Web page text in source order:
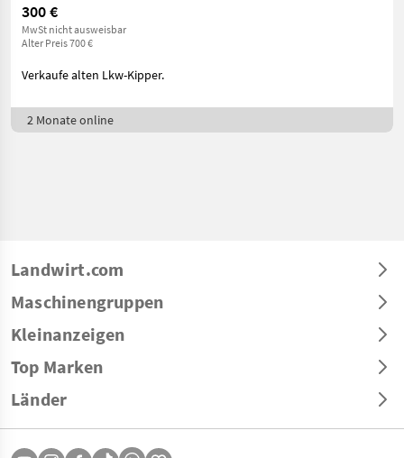
300 €
MwSt nicht ausweisbar
Alter Preis 700 €
Verkaufe alten Lkw-Kipper.
2 Monate online
Landwirt.com
Maschinengruppen
Kleinanzeigen
Top Marken
Länder